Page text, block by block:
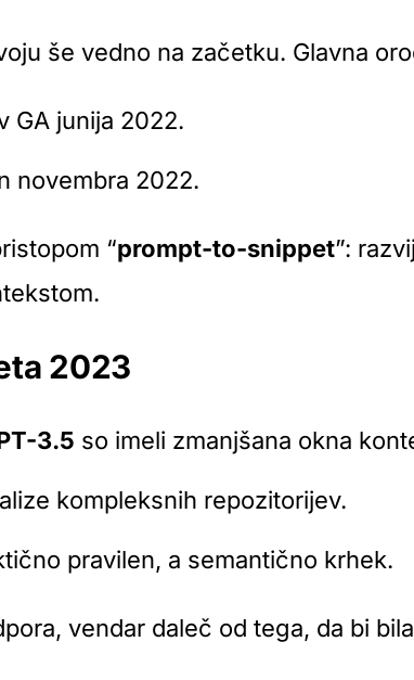
še vedno na začetku. Glavna
GA junija 2022.
novembra 2022.
“prompt-to-snippet”:
2023
3.5 so imeli zmanjšana okna
kompleksnih repozitorijev.
pravilen, a semantično krhek.
vendar daleč od tega, da bi